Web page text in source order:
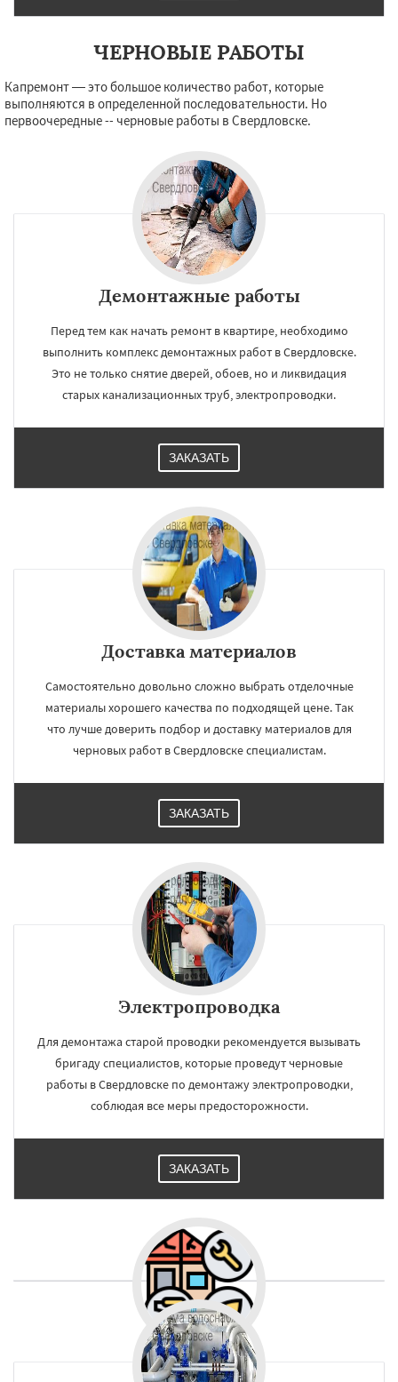
ЧЕРНОВЫЕ РАБОТЫ
Капремонт — это большое количество работ, которые
выполняются в определенной последовательности. Но
первоочередные -- черновые работы в Свердловске.
Демонтажные работы
Перед тем как начать ремонт в квартире, необходимо
выполнить комплекс демонтажных работ в Свердловске.
Это не только снятие дверей, обоев, но и ликвидация
старых канализационных труб, электропроводки.
ЗАКАЗАТЬ
Доставка материалов
Самостоятельно довольно сложно выбрать отделочные
материалы хорошего качества по подходящей цене. Так
что лучше доверить подбор и доставку материалов для
черновых работ в Свердловске специалистам.
ЗАКАЗАТЬ
Электропроводка
Для демонтажа старой проводки рекомендуется вызывать
бригаду специалистов, которые проведут черновые
работы в Свердловске по демонтажу электропроводки,
соблюдая все меры предосторожности.
ЗАКАЗАТЬ